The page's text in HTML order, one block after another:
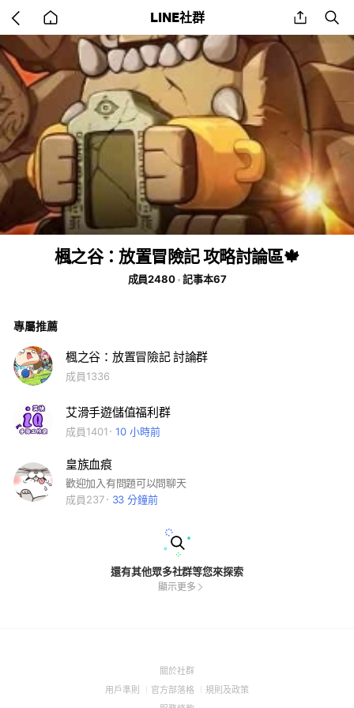
back
to
home
LINE社群 share
楓之谷：放置冒險記 攻略討論區🍁
成員2480 記事本67
專屬推薦
楓之谷：放置冒險記 討論群
成員1336
艾滑手遊儲值福利群
成員1401 10 小時前
皇族血痕
歡迎加入有問題可以問聊天
成員237
33 分鐘前
還有其他眾多社群等您來探索
顯示更多
關於社群(Open
用戶準則
(Open
官方部落格
(Open
規則及政策(Open